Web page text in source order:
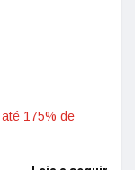
175% de